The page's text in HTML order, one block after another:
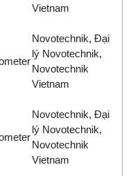
Vietnam
Novotechnik, Đại
lý Novotechnik,
Novotechnik
Vietnam
Novotechnik, Đại
lý Novotechnik,
Novotechnik
Vietnam